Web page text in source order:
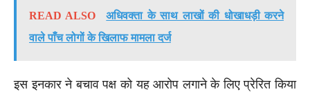
READ ALSO
अधिवक्ता के साथ लाखों की धोखाधड़ी करने
वाले पाँच लोगों के खिलाफ मामला दर्ज
इस इनकार ने बचाव पक्ष को यह आरोप लगाने के लिए प्रेरित किया